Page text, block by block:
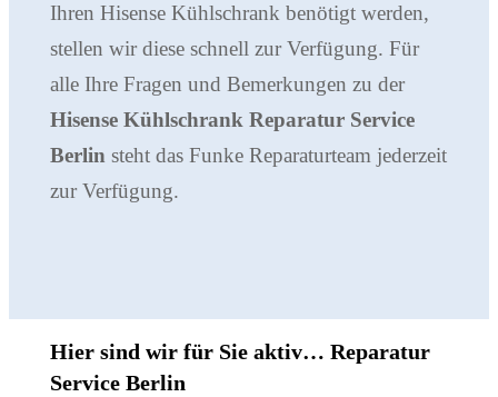
Ihren Hisense Kühlschrank benötigt werden,
stellen wir diese schnell zur Verfügung. Für
alle Ihre Fragen und Bemerkungen zu der
Hisense Kühlschrank Reparatur Service
Berlin steht das Funke Reparaturteam jederzeit
zur Verfügung.
Hier sind wir für Sie aktiv… Reparatur
Service Berlin